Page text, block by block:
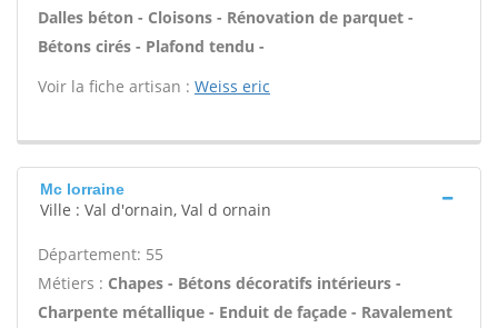
Dalles béton - Cloisons - Rénovation de parquet -
Bétons cirés - Plafond tendu -
Voir la fiche artisan : Weiss eric
Mc lorraine
Ville : Val d'ornain, Val d ornain
Département: 55
Métiers : Chapes - Bétons décoratifs intérieurs -
Charpente métallique - Enduit de façade - Ravalement